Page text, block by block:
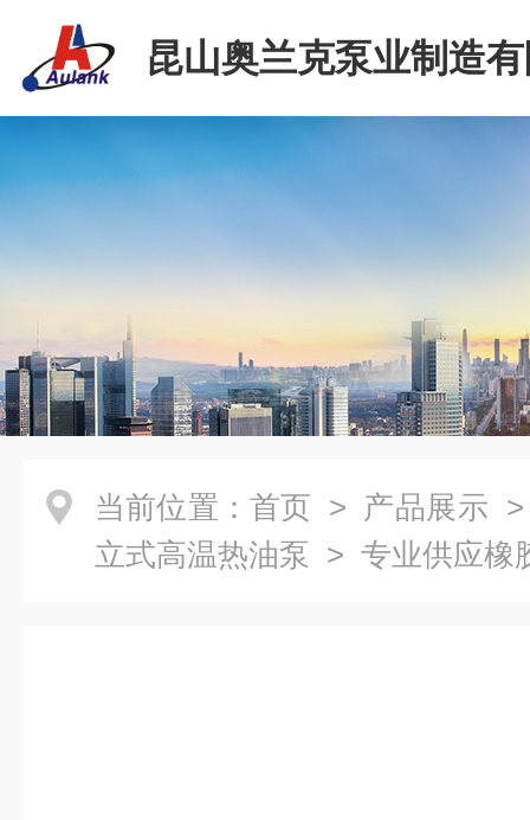
昆山奥兰克泵业制造
当前位置： 首页 > 产品展示
立式高温热油泵 > 专业供应橡